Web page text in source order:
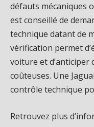
défauts mécaniques
est conseillé de
technique datant de
vérification permet
voiture et d’anticiper
coûteuses. Une
contrôle technique
Retrouvez plus